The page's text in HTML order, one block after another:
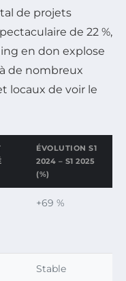
de projets
de 22 %,
en don explose
de nombreux
locaux de voir le
ÉVOLUTION S1
2024 – S1 2025
(%)
+69 %
Stable